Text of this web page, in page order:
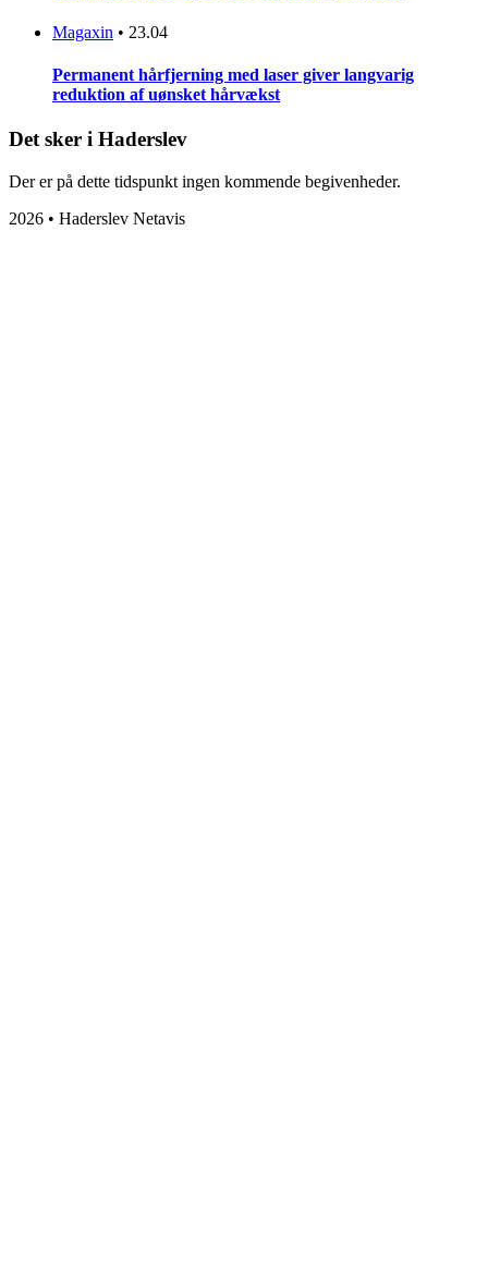
Magaxin • 23.04
Permanent hårfjerning med laser giver langvarig
reduktion af uønsket hårvækst
Det sker i Haderslev
Der er på dette tidspunkt ingen kommende begivenheder.
2026 • Haderslev Netavis